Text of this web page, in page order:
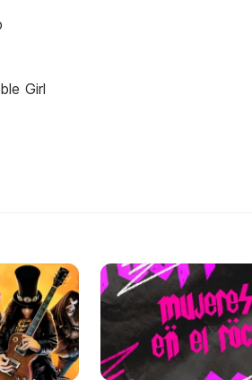
Girl